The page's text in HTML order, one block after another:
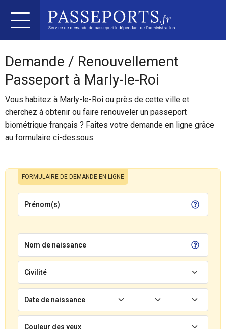
Demande / Renouvellement
Passeport à Marly-le-Roi
Vous habitez à Marly-le-Roi ou près de cette ville et
cherchez à obtenir ou faire renouveler un passeport
biométrique français ? Faites votre demande en ligne grâce
au formulaire ci-dessous.
FORMULAIRE DE DEMANDE EN LIGNE
Prénom(s)
Nom de naissance
Civilité
Date de naissance
Couleur des yeux